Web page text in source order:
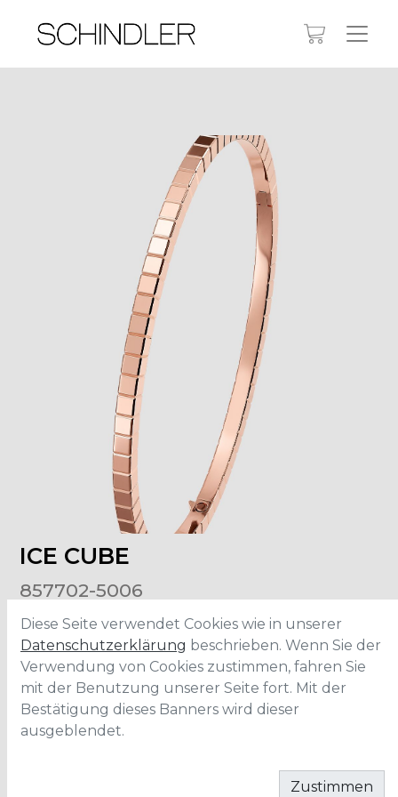
ICE CUBE
857702-5006
Material: Roségold
IN DEN WARENKORB
Diese Seite verwendet Cookies wie in unserer
Datenschutzerklärung beschrieben. Wenn Sie der
Verwendung von Cookies zustimmen, fahren Sie
mit der Benutzung unserer Seite fort. Mit der
Bestätigung dieses Banners wird dieser
ausgeblendet.
Zustimmen